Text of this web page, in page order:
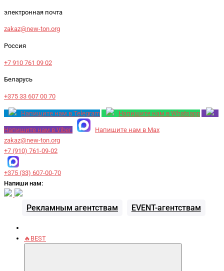
электронная почта
zakaz@new-ton.org
Россия
+7 910 761 09 02
Беларусь
+375 33 607 00 70
Напишите нам в Telegram Напишите нам в Whatsapp
Напишите нам в Viber
Напишите нам в Max
zakaz@new-ton.org
+7 (910) 761-09-02
+375 (33) 607-00-70
Напиши нам:
Рекламным агентствам EVENT-агентствам
🔥BEST